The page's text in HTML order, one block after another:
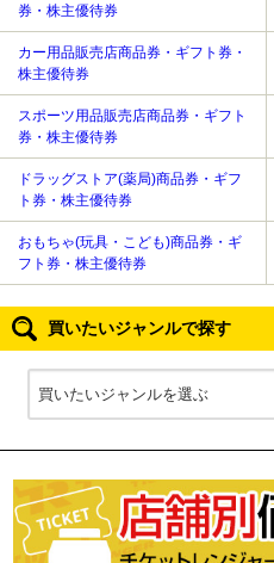
券・株主優待券
カー用品販売店商品券・ギフト券・
株主優待券
スポーツ用品販売店商品券・ギフト
券・株主優待券
ドラッグストア(薬局)商品券・ギフ
ト券・株主優待券
おもちゃ(玩具・こども)商品券・ギ
フト券・株主優待券
買いたいジャンルで探す